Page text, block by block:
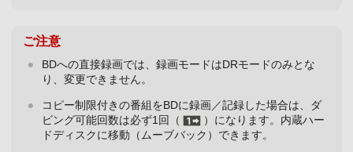
ご注意
BDへの直接録画では、録画モードはDRモードのみとな
り、変更できません。
コピー制限付きの番組をBDに録画／記録した場合は、ダ
ビング可能回数は必ず1回（
）になります。内蔵ハー
ドディスクに移動（ムーブバック）できます。